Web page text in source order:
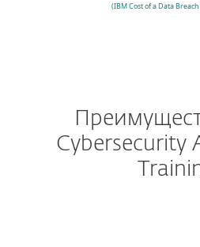
(IBM Cost of a Data
Cybersecurity